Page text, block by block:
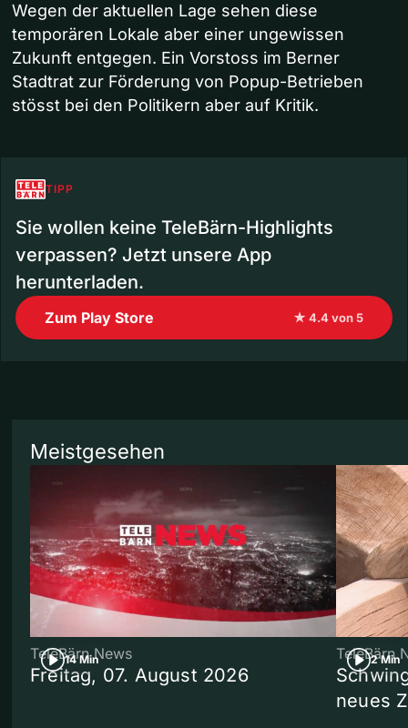
Wegen der aktuellen Lage sehen diese
temporären Lokale aber einer ungewissen
Zukunft entgegen. Ein Vorstoss im Berner
Stadtrat zur Förderung von Popup-Betrieben
stösst bei den Politikern aber auf Kritik.
TIPP
Sie wollen keine TeleBärn-Highlights
verpassen? Jetzt unsere App
herunterladen.
Zum Play Store ★ 4.4 von 5
Meistgesehen
14 Min
TeleBärn News
Freitag, 07. August 2026
2 Min
TeleBärn
neues